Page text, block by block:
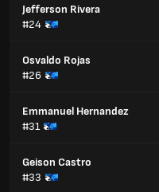
Jefferson Rivera
#24
Osvaldo Rojas
#26
Emmanuel Hernandez
#31
Geison Castro
#33